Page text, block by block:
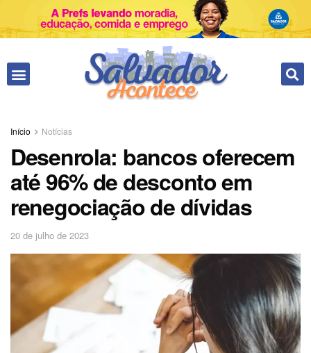
Início Notícias
Desenrola: bancos oferecem
até 96% de desconto em
renegociação de dívidas
20 de julho de 2023